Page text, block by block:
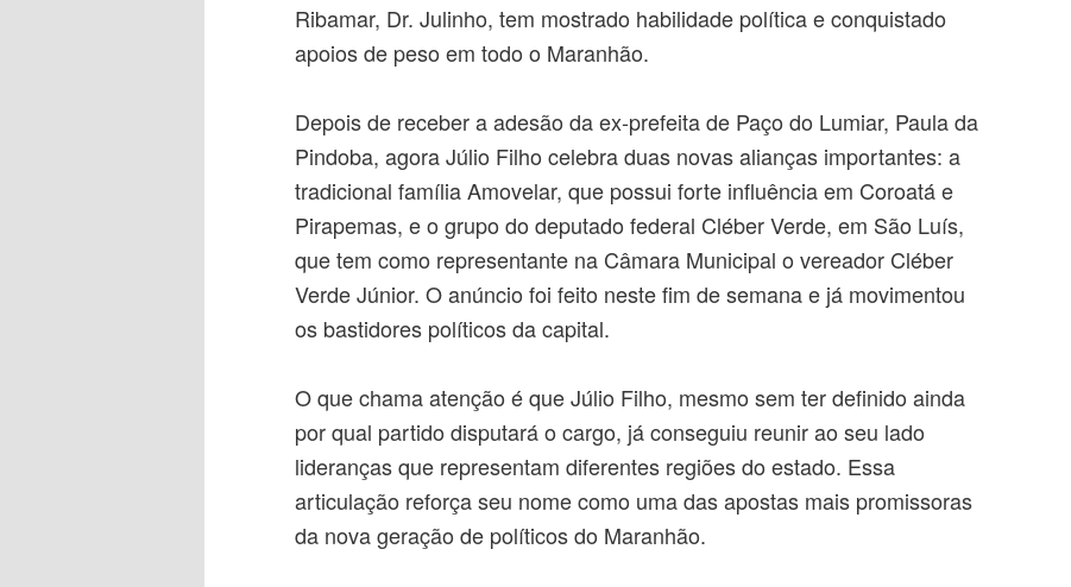
Ribamar, Dr. Julinho, tem mostrado habilidade política e conquistado
apoios de peso em todo o Maranhão.
Depois de receber a adesão da ex-prefeita de Paço do Lumiar, Paula da
Pindoba, agora Júlio Filho celebra duas novas alianças importantes: a
tradicional família Amovelar, que possui forte influência em Coroatá e
Pirapemas, e o grupo do deputado federal Cléber Verde, em São Luís,
que tem como representante na Câmara Municipal o vereador Cléber
Verde Júnior. O anúncio foi feito neste fim de semana e já movimentou
os bastidores políticos da capital.
O que chama atenção é que Júlio Filho, mesmo sem ter definido ainda
por qual partido disputará o cargo, já conseguiu reunir ao seu lado
lideranças que representam diferentes regiões do estado. Essa
articulação reforça seu nome como uma das apostas mais promissoras
da nova geração de políticos do Maranhão.